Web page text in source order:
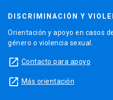
DISCRIMINACIÓN Y
Orientación y apoyo en casos
género o violencia sexual.
launch Contacto para apoyo
launch Más orientación